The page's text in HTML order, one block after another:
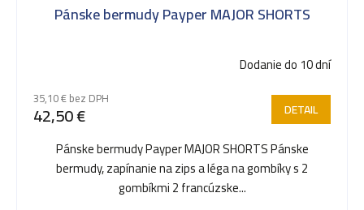
Pánske bermudy Payper MAJOR SHORTS
Dodanie do 10 dní
35,10 € bez DPH
42,50 € DETAIL
Pánske bermudy Payper MAJOR SHORTS Pánske
bermudy, zapínanie na zips a léga na gombíky s 2
gombíkmi 2 francúzske...